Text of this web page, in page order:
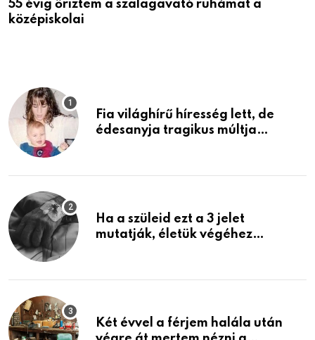
55 évig őriztem a szalagavató ruhámat a
középiskolai
Fia világhírű híresség lett, de
édesanyja tragikus múltja
Ha a szüleid ezt a 3 jelet
mutatják, életük végéhez
Két évvel a férjem halála után